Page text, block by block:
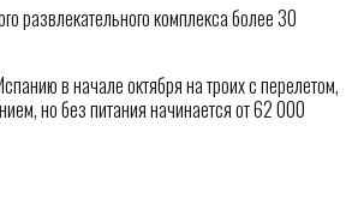
развлекательного комплекса более 30
в начале октября на троих с перелетом,
но без питания начинается от 62 000